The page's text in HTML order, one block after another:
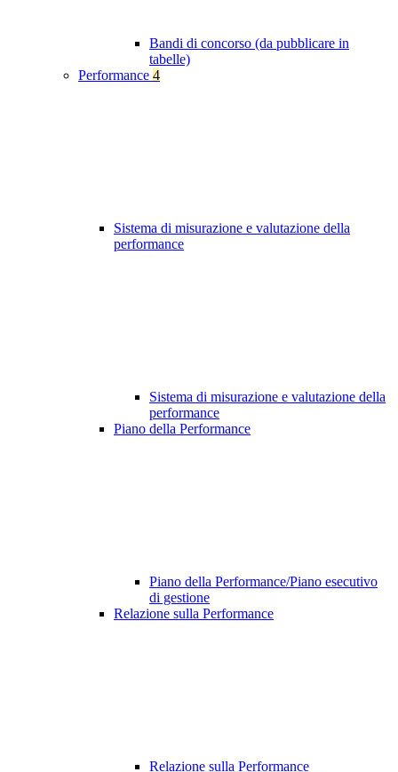
Bandi di concorso (da pubblicare in
tabelle)
Performance 4
Sistema di misurazione e valutazione della
performance
Sistema di misurazione e valutazione della
performance
Piano della Performance
Piano della Performance/Piano esecutivo
di gestione
Relazione sulla Performance
Relazione sulla Performance